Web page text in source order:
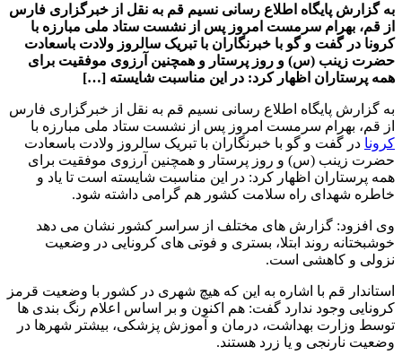
به گزارش پایگاه اطلاع رسانی نسیم قم به نقل از خبرگزاری فارس
از قم، بهرام سرمست امروز پس از نشست ستاد ملی مبارزه با
کرونا در گفت و گو با خبرنگاران با تبریک سالروز ولادت باسعادت
حضرت زینب (س) و روز پرستار و همچنین آرزوی موفقیت برای
همه پرستاران اظهار کرد: در این مناسبت شایسته […]
به گزارش پایگاه اطلاع رسانی نسیم قم به نقل از خبرگزاری فارس
از قم، بهرام سرمست امروز پس از نشست ستاد ملی مبارزه با
کرونا در گفت و گو با خبرنگاران با تبریک سالروز ولادت باسعادت
حضرت زینب (س) و روز پرستار و همچنین آرزوی موفقیت برای
همه پرستاران اظهار کرد: در این مناسبت شایسته است تا یاد و
خاطره شهدای راه سلامت کشور هم گرامی داشته شود.
وی افزود: گزارش های مختلف از سراسر کشور نشان می دهد
خوشبختانه روند ابتلا، بستری و فوتی های کرونایی در وضعیت
نزولی و کاهشی است.
استاندار قم با اشاره به این که هیچ شهری در کشور با وضعیت قرمز
کرونایی وجود ندارد گفت: هم اکنون و بر اساس اعلام رنگ بندی ها
توسط وزارت بهداشت، درمان و آموزش پزشکی، بیشتر شهرها در
وضعیت نارنجی و یا زرد هستند.